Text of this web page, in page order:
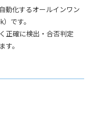
動化するオールインワン
です。
正確に検出・合否判定
。